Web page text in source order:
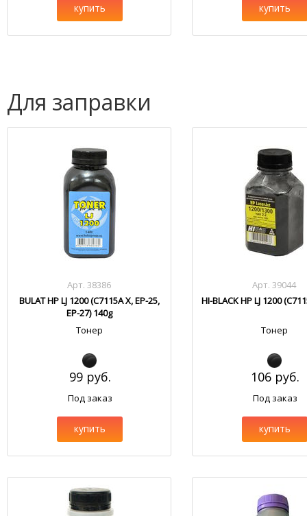
купить купить
Для заправки
Арт. 38386
BULAT HP LJ 1200 (C7115A X, EP-25,
EP-27) 140g
Тонер
99 руб.
Под заказ
купить
Арт. 39044
HI-BLACK HP LJ 1200
Тонер
106 руб.
Под заказ
купить